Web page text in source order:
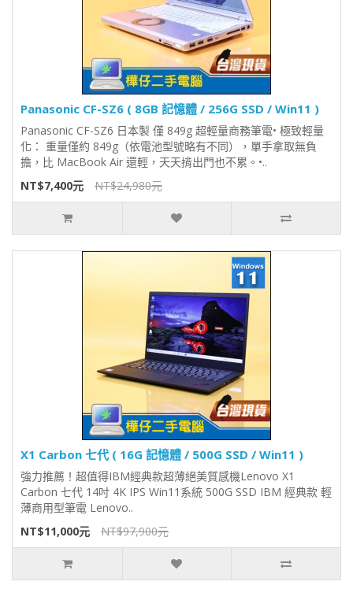
Panasonic CF-SZ6 ( 8GB 記憶體 / 256G SSD / Win11 )
Panasonic CF-SZ6 日本製 僅 849g 超輕量商務筆電• 極致輕量
化： 重量僅約 849g（依電池型號略有不同），單手拿取無負
擔，比 MacBook Air 還輕，天天揹出門也不累。•..
NT$7,400元
NT$24,980元
X1 Carbon 七代 ( 16G 記憶體 / 500G SSD / Win11 )
強力推薦！超值得IBM經典款超薄絕美質感機Lenovo X1
Carbon 七代 14吋 4K IPS Win11系統 500G SSD IBM 經典款 輕
薄商用型筆電 Lenovo..
NT$11,000元
NT$97,900元